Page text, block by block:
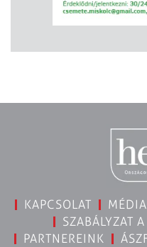
KAPCSOLAT
SZABÁLYZAT
PARTNEREINK